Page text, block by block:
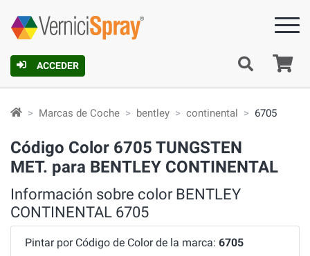
ACCEDER
Marcas de Coche bentley continental 6705
Código Color 6705 TUNGSTEN
MET. para BENTLEY CONTINENTAL
Información sobre color BENTLEY
CONTINENTAL 6705
Pintar por Código de Color de la marca: 6705